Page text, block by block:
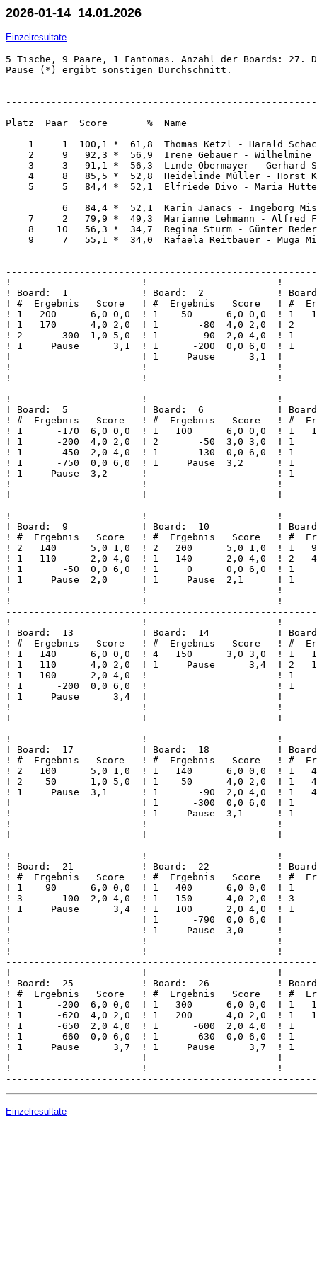
2026-01-14 14.01.2026
Einzelresultate
5 Tische, 9 Paare, 1 Fantomas. Anzahl der Boards:
Pause (*) ergibt sonstigen Durchschnitt.
Platz  Paar  Score       %  Name
1     1  100,1 *  61,8  Thomas Ketzl - Harald
2     9   92,3 *  56,9  Irene Gebauer -
3     3   91,1 *  56,3  Linde Obermayer -
4     8   85,5 *  52,8  Heidelinde Müller -
5     5   84,4 *  52,1  Elfriede Divo - Maria
6   84,4 *  52,1  Karin Janacs -
7     2   79,9 *  49,3  Marianne Lehmann - Alfred
8    10   56,3 *  34,7  Regina Sturm - Günter
9     7   55,1 *  34,0  Rafaela Reitbauer -
!                       !                       !
! Board:  1             ! Board:  2             !
! #  Ergebnis   Score   ! #  Ergebnis   Score   ! #
! 1   200      6,0 0,0  ! 1    50      6,0 0,0  ! 1
! 1   170      4,0 2,0  ! 1       -80  4,0 2,0  ! 2
! 2      -300  1,0 5,0  ! 1       -90  2,0 4,0  ! 1
! 1     Pause      3,1  ! 1      -200  0,0 6,0  ! 1
!                       ! 1     Pause      3,1  !
!                       !                       !
!                       !                       !
!                       !                       !
! Board:  5             ! Board:  6             !
! #  Ergebnis   Score   ! #  Ergebnis   Score   ! #
! 1      -170  6,0 0,0  ! 1   100      6,0 0,0  ! 1
! 1      -200  4,0 2,0  ! 2       -50  3,0 3,0  ! 1
! 1      -450  2,0 4,0  ! 1      -130  0,0 6,0  ! 1
! 1      -750  0,0 6,0  ! 1     Pause  3,2      ! 1
! 1     Pause  3,2      !                       ! 1
!                       !                       !
!                       !                       !
!                       !                       !
! Board:  9             ! Board:  10            !
! #  Ergebnis   Score   ! #  Ergebnis   Score   ! #
! 2   140      5,0 1,0  ! 2   200      5,0 1,0  ! 1
! 1   110      2,0 4,0  ! 1   140      2,0 4,0  ! 2
! 1       -50  0,0 6,0  ! 1     0      0,0 6,0  ! 1
! 1     Pause  2,0      ! 1     Pause  2,1      ! 1
!                       !                       !
!                       !                       !
!                       !                       !
! Board:  13            ! Board:  14            !
! #  Ergebnis   Score   ! #  Ergebnis   Score   ! #
! 1   140      6,0 0,0  ! 4   150      3,0 3,0  ! 1
! 1   110      4,0 2,0  ! 1     Pause      3,4  ! 2
! 1   100      2,0 4,0  !                       ! 1
! 1      -200  0,0 6,0  !                       ! 1
! 1     Pause      3,4  !                       !
!                       !                       !
!                       !                       !
!                       !                       !
! Board:  17            ! Board:  18            !
! #  Ergebnis   Score   ! #  Ergebnis   Score   ! #
! 2   100      5,0 1,0  ! 1   140      6,0 0,0  ! 1
! 2    50      1,0 5,0  ! 1    50      4,0 2,0  ! 1
! 1     Pause  3,1      ! 1       -90  2,0 4,0  ! 1
!                       ! 1      -300  0,0 6,0  ! 1
!                       ! 1     Pause  3,1      ! 1
!                       !                       !
!                       !                       !
!                       !                       !
! Board:  21            ! Board:  22            !
! #  Ergebnis   Score   ! #  Ergebnis   Score   ! #
! 1    90      6,0 0,0  ! 1   400      6,0 0,0  ! 1
! 3      -100  2,0 4,0  ! 1   150      4,0 2,0  ! 3
! 1     Pause      3,4  ! 1   100      2,0 4,0  ! 1
!                       ! 1      -790  0,0 6,0  !
!                       ! 1     Pause  3,0      !
!                       !                       !
!                       !                       !
!                       !                       !
! Board:  25            ! Board:  26            !
! #  Ergebnis   Score   ! #  Ergebnis   Score   ! #
! 1      -200  6,0 0,0  ! 1   300      6,0 0,0  ! 1
! 1      -620  4,0 2,0  ! 1   200      4,0 2,0  ! 1
! 1      -650  2,0 4,0  ! 1      -600  2,0 4,0  ! 1
! 1      -660  0,0 6,0  ! 1      -630  0,0 6,0  ! 1
! 1     Pause      3,7  ! 1     Pause      3,7  ! 1
!                       !                       !
!                       !                       !
Einzelresultate